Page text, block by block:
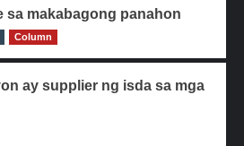
sa makabagong panahon
Column
ay supplier ng isda sa mga